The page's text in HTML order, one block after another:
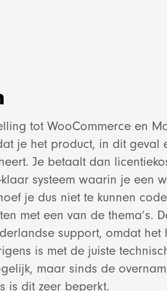
en
Bekijk project
tot WooCommerce en
je het product, in dit geval
Je betaalt dan
systeem waarin je een
je dus niet te kunnen
met een van de thema’s.
support, omdat het
is met de juiste
maar sinds de
is dit zeer beperkt.